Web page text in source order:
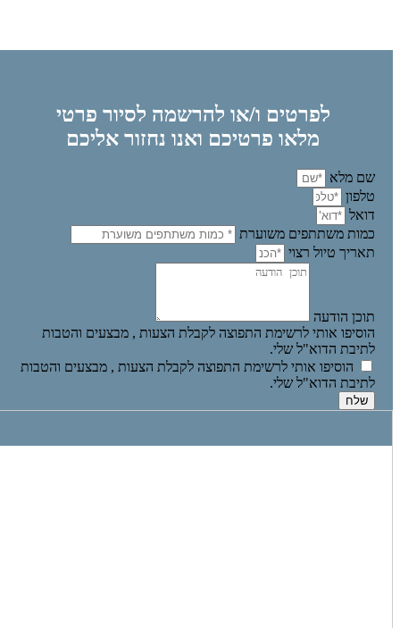
לפרטים ו/או להרשמה לסיור פרטי
מלאו פרטיכם ואנו נחזור אליכם
שם מלא
טלפון
דואל
כמות משתתפים משוערת
תאריך טיול רצוי
תוכן הודעה
הוסיפו אותי לרשימת התפוצה לקבלת הצעות , מבצעים והטבות
לתיבת הדוא"ל שלי.
הוסיפו אותי לרשימת התפוצה לקבלת הצעות , מבצעים והטבות
לתיבת הדוא"ל שלי.
שלח